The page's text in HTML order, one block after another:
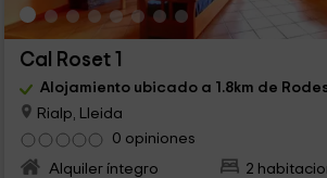
Cal Roset 1
Alojamiento ubicado a 1.8km de
Rialp, Lleida
0 opiniones
Alquiler íntegro
2